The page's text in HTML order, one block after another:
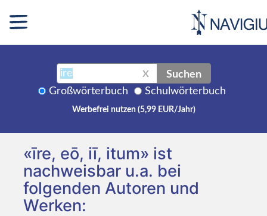
X Suchen
Großwörterbuch Schulwörterbuch
Werbefrei nutzen (5,99 EUR/Jahr)
«īre, eō, iī, itum» ist
nachweisbar u.a. bei
folgenden Autoren und
Werken: